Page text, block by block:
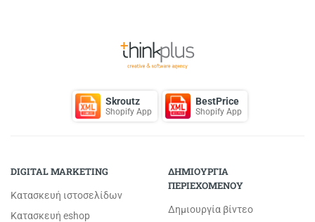
Skroutz
Shopify App
BestPrice
Shopify App
DIGITAL MARKETING
Κατασκευή ιστοσελίδων
Κατασκευή eshop
ΔΗΜΙΟΥΡΓΙΑ
ΠΕΡΙΕΧΟΜΕΝΟΥ
Δημιουργία βίντεο